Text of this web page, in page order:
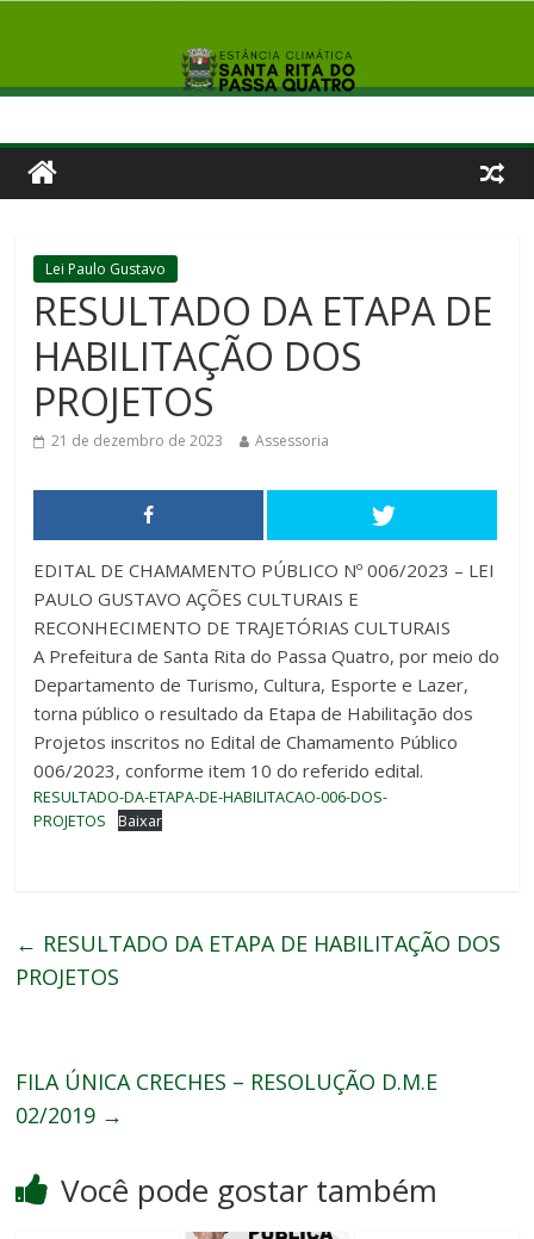
Lei Paulo Gustavo
RESULTADO DA ETAPA DE
HABILITAÇÃO DOS
PROJETOS
21 de dezembro de 2023 Assessoria
EDITAL DE CHAMAMENTO PÚBLICO Nº 006/2023 – LEI
PAULO GUSTAVO AÇÕES CULTURAIS E
RECONHECIMENTO DE TRAJETÓRIAS CULTURAIS
A Prefeitura de Santa Rita do Passa Quatro, por meio do
Departamento de Turismo, Cultura, Esporte e Lazer,
torna público o resultado da Etapa de Habilitação dos
Projetos inscritos no Edital de Chamamento Público
006/2023, conforme item 10 do referido edital.
RESULTADO-DA-ETAPA-DE-HABILITACAO-006-DOS-
PROJETOS
Baixar
← RESULTADO DA ETAPA DE HABILITAÇÃO DOS
PROJETOS
FILA ÚNICA CRECHES – RESOLUÇÃO D.M.E
02/2019 →
Você pode gostar também